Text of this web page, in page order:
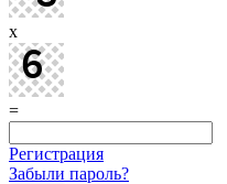
x
=
Регистрация
Забыли пароль?